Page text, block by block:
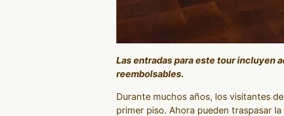
Las entradas para este tour incluyen
reembolsables.
Durante muchos años, los visitantes
primer piso. Ahora pueden traspasar